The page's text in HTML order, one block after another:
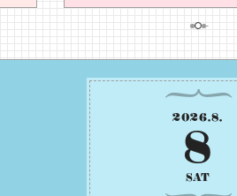
2026.8.
8
SAT